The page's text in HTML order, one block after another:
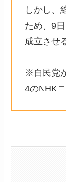
しかし、
ため、9
成立させ
※自民党
4のNHK